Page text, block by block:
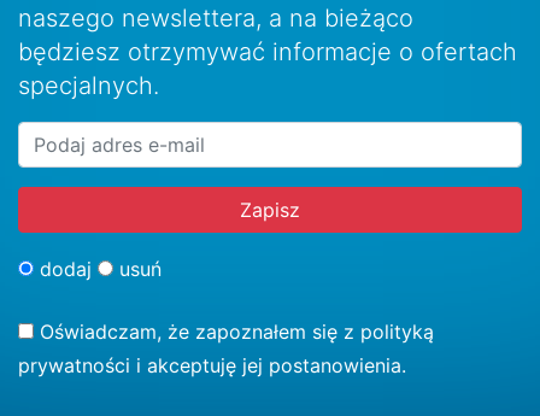
naszego newslettera, a na bieżąco
będziesz otrzymywać informacje o ofertach
specjalnych.
dodaj usuń
Oświadczam, że zapoznałem się z polityką
prywatności i akceptuję jej postanowienia.